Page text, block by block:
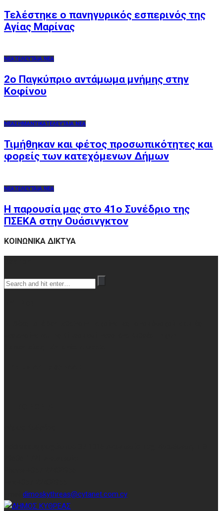
Τελέστηκε ο πανηγυρικός εσπερινός της
Αγίας Μαρίνας
ΝΕΑΤΕΛΕΥΤΑΙΑ ΝΕΑ
2o Παγκύπριο αντάμωμα μνήμης στην
Κοφίνου
ΝΕΑΣΗΜΑΝΤΙΚΑΤΕΛΕΥΤΑΙΑ ΝΕΑ
Τιμήθηκαν και φέτος προσωπικότητες και
φορείς των κατεχόμενων Δήμων
ΝΕΑΤΕΛΕΥΤΑΙΑ ΝΕΑ
Η παρουσία μας στο 41ο Συνέδριο της
ΠΣΕΚΑ στην Ουάσινγκτον
ΚΟΙΝΩΝΙΚΑ ΔΙΚΤΥΑ
dimoskythreas@cytanet.com.cy